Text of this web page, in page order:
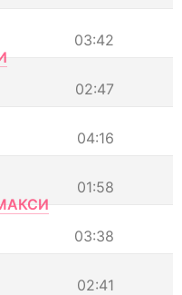
03:42
02:47
04:16
01:58
03:38
02:41